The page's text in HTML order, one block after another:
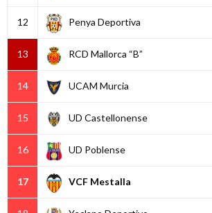
12 Penya Deportiva
13 RCD Mallorca “B”
14 UCAM Murcia
15 UD Castellonense
16 UD Poblense
17 VCF Mestalla